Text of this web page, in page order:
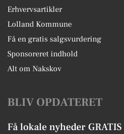
Erhvervsartikler
Lolland Kommune
Få en gratis salgsvurdering
Sponsoreret indhold
Alt om Nakskov
BLIV OPDATERET
Få lokale nyheder GRATIS